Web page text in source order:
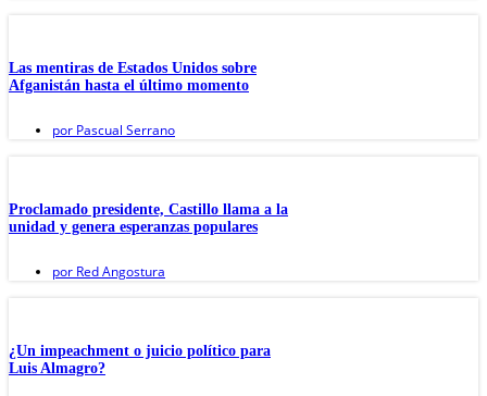
Las mentiras de Estados Unidos sobre
Afganistán hasta el último momento
por Pascual Serrano
Proclamado presidente, Castillo llama a la
unidad y genera esperanzas populares
por Red Angostura
¿Un impeachment o juicio político para
Luis Almagro?